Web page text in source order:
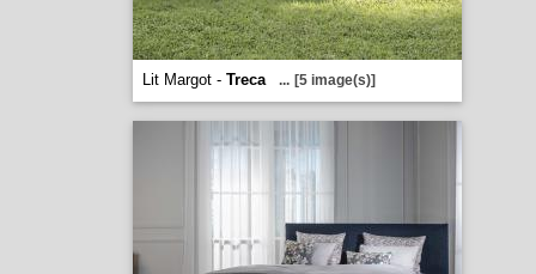
Lit Margot - Treca ... [5 image(s)]